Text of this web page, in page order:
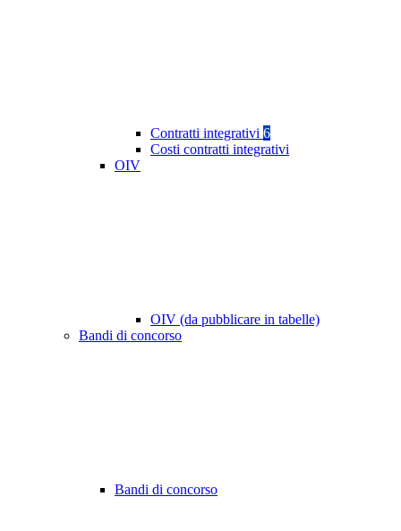
Contratti integrativi 6
Costi contratti integrativi
OIV
OIV (da pubblicare in tabelle)
Bandi di concorso
Bandi di concorso